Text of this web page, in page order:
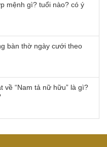
mệnh gì? tuổi nào? có ý
bàn thờ ngày cưới theo
về “Nam tả nữ hữu” là gì?